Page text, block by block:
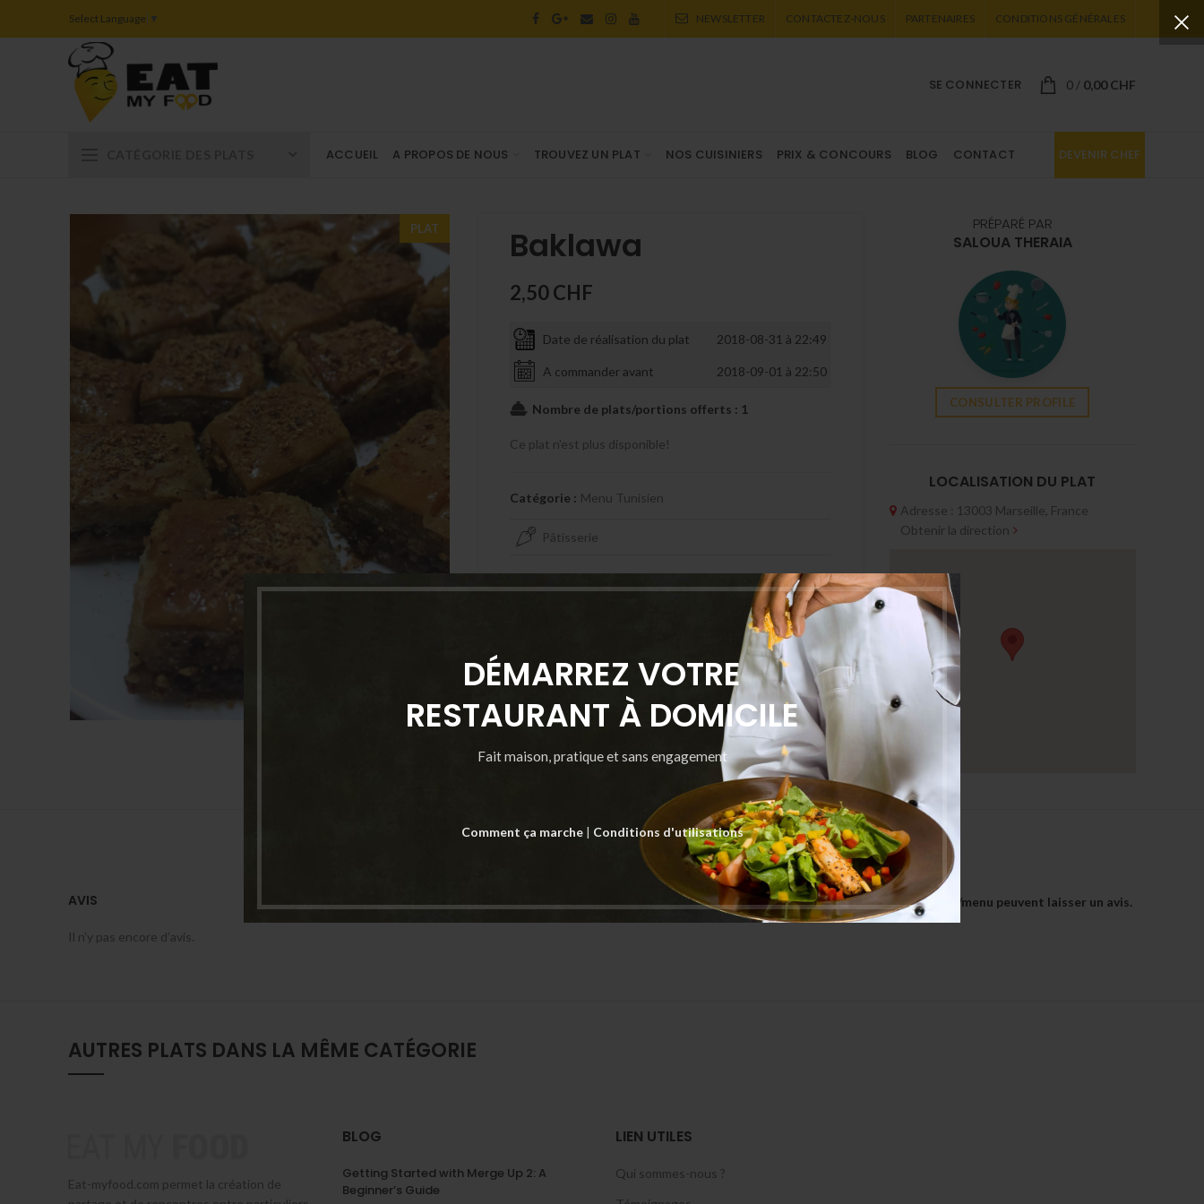
DÉMARREZ VOTRE
RESTAURANT À DOMICILE
Fait maison, pratique et sans engagement
Comment ça marche| Conditions d'utilisations
Select Language ▼ NEWSLETTER CONTACTEZ-NOUS PARTENAIRES CONDITIONS GÉNÉRALES
SE CONNECTER 0 / 0,00CHF
ACCUEIL A PROPOS DE NOUS TROUVEZ UN PLAT NOS CUISINIERS PRIX & CONCOURS BLOG CONTACT DEVENIR CHEF
PLAT Baklawa
2,50CHF
Date de réalisation du plat 2018-08-31 à 22:49
A commander avant 2018-09-01 à 22:50
Nombre de plats/portions offerts : 1
Ce plat n'est plus disponible!
Catégorie : Menu Tunisien
Pâtisserie
PRÉPARÉ PAR
SALOUA THERAIA
CONSULTER PROFILE
LOCALISATION DU PLAT
Adresse : 13003 Marseille, France
Obtenir la direction
INFORMATIONS SUR LE CUISINIER
AVIS
Il n’y pas encore d’avis.
Seulement les gourmands connectés ayant acheté ce plat/menu peuvent laisser un avis.
AUTRES PLATS DANS LA MÊME CATÉGORIE
Eat-myfood.com permet la création de
BLOG
Getting Started with Merge Up 2: A
Beginner’s Guide
LIEN UTILES
Qui sommes-nous ?